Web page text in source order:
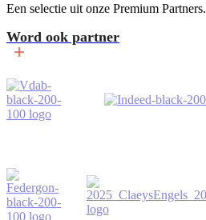
Een selectie uit onze Premium Partners.
Word ook partner